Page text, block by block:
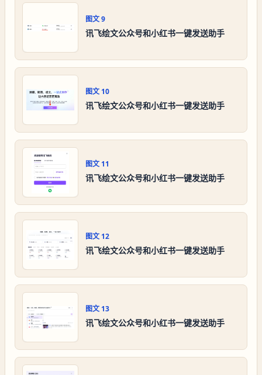
图文9
讯飞绘文公众号和小红书一键发送助手
图文 10
讯飞绘文公众号和小红书一键发送助手
图文 11
讯飞绘文公众号和小红书一键发送助手
图文 12
讯飞绘文公众号和小红书一键发送助手
图文 13
讯飞绘文公众号和小红书一键发送助手